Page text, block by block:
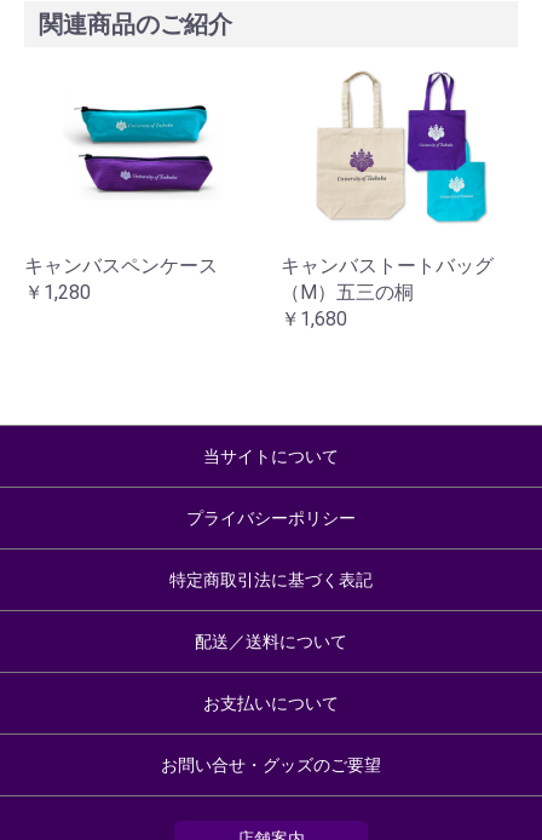
関連商品のご紹介
キャンバスペンケース
￥1,280
キャンバストートバッグ
（M）五三の桐
￥1,680
当サイトについて
プライバシーポリシー
特定商取引法に基づく表記
配送／送料について
お支払いについて
お問い合せ・グッズのご要望